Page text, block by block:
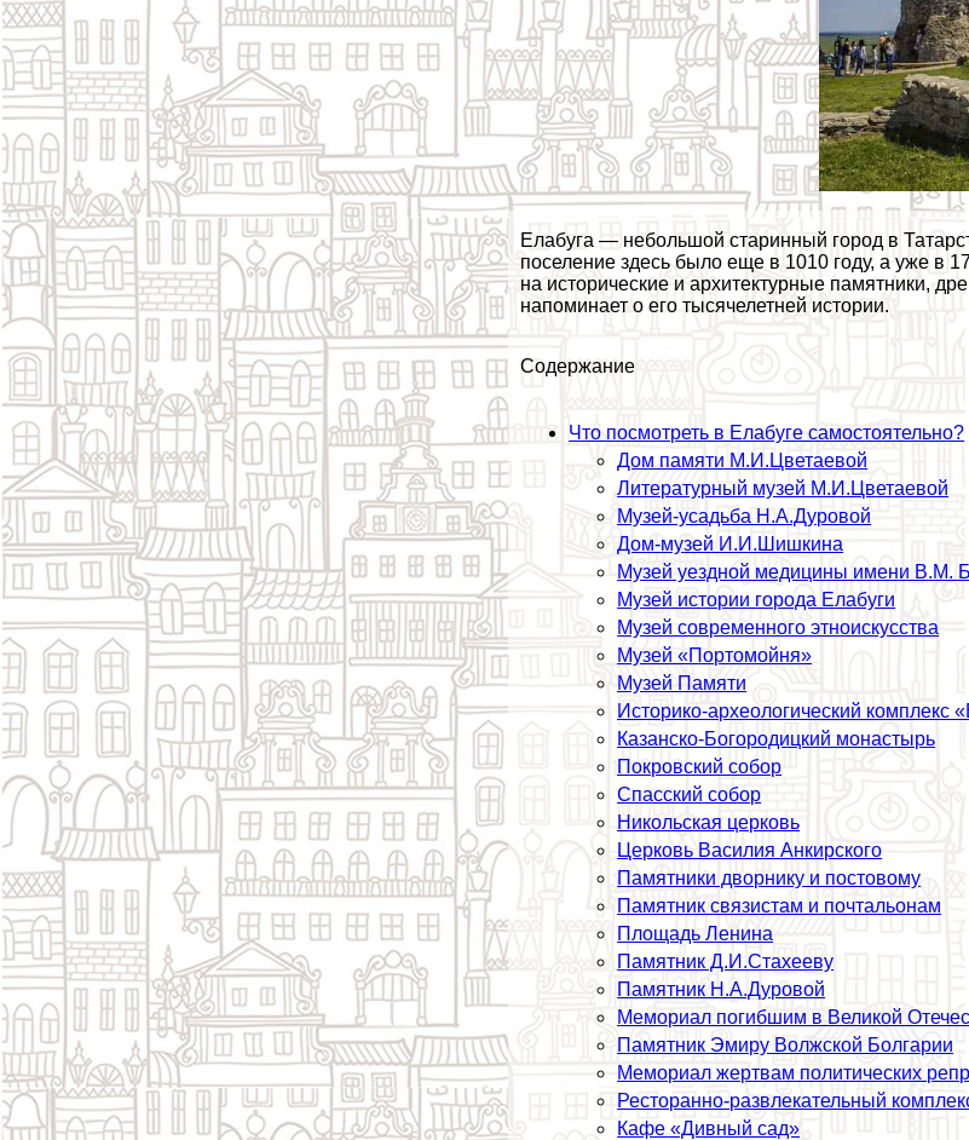
Елабуга — небольшой старинный город в
поселение здесь было еще в 1010 году, а уже в
на исторические и архитектурные памятники,
напоминает о его тысячелетней истории.
Содержание
Что посмотреть в Елабуге самостоятельно?
Дом памяти М.И.Цветаевой
Литературный музей М.И.Цветаевой
Музей-усадьба Н.А.Дуровой
Дом-музей И.И.Шишкина
Музей уездной медицины имени В.М.
Музей истории города Елабуги
Музей современного этноискусства
Музей «Портомойня»
Музей Памяти
Историко-археологический комплекс
Казанско-Богородицкий монастырь
Покровский собор
Спасский собор
Никольская церковь
Церковь Василия Анкирского
Памятники дворнику и постовому
Памятник связистам и почтальонам
Площадь Ленина
Памятник Д.И.Стахееву
Памятник Н.А.Дуровой
Мемориал погибшим в Великой
Памятник Эмиру Волжской Болгарии
Мемориал жертвам политических
Ресторанно-развлекательный
Кафе «Дивный сад»